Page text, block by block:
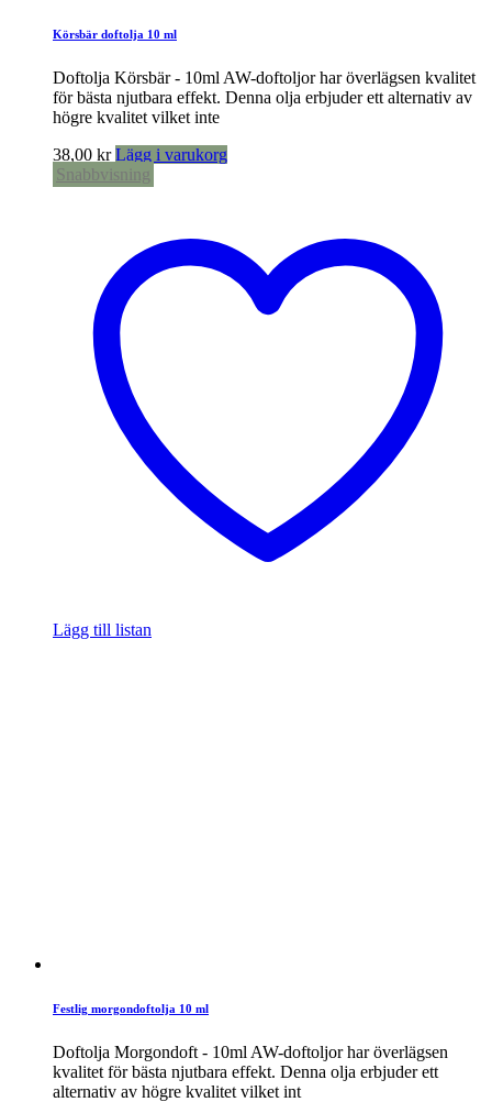
Körsbär doftolja 10 ml
Doftolja Körsbär - 10ml AW-doftoljor har överlägsen kvalitet
för bästa njutbara effekt. Denna olja erbjuder ett alternativ av
högre kvalitet vilket inte
38,00 kr Lägg i varukorg
Snabbvisning
Lägg till listan
Festlig morgondoftolja 10 ml
Doftolja Morgondoft - 10ml AW-doftoljor har överlägsen
kvalitet för bästa njutbara effekt. Denna olja erbjuder ett
alternativ av högre kvalitet vilket int